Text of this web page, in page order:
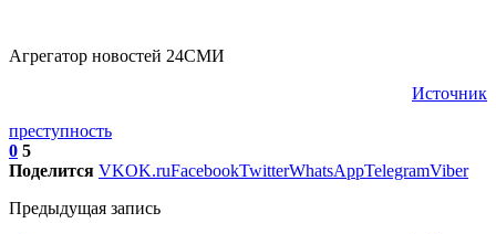
Агрегатор новостей 24СМИ
Источник
преступность
0 5
Поделится VKOK.ruFacebookTwitterWhatsAppTelegramViber
Предыдущая запись